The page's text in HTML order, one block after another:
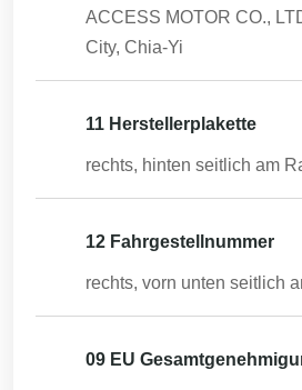
ACCESS MOTOR CO.,
City, Chia-Yi
11 Herstellerplakette
rechts, hinten seitlich am
12 Fahrgestellnummer
rechts, vorn unten seitlich
09 EU